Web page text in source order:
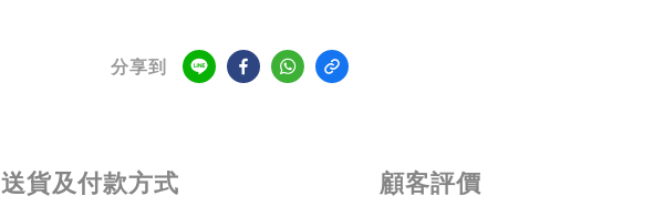
分享到
送貨及付款方式 顧客評價